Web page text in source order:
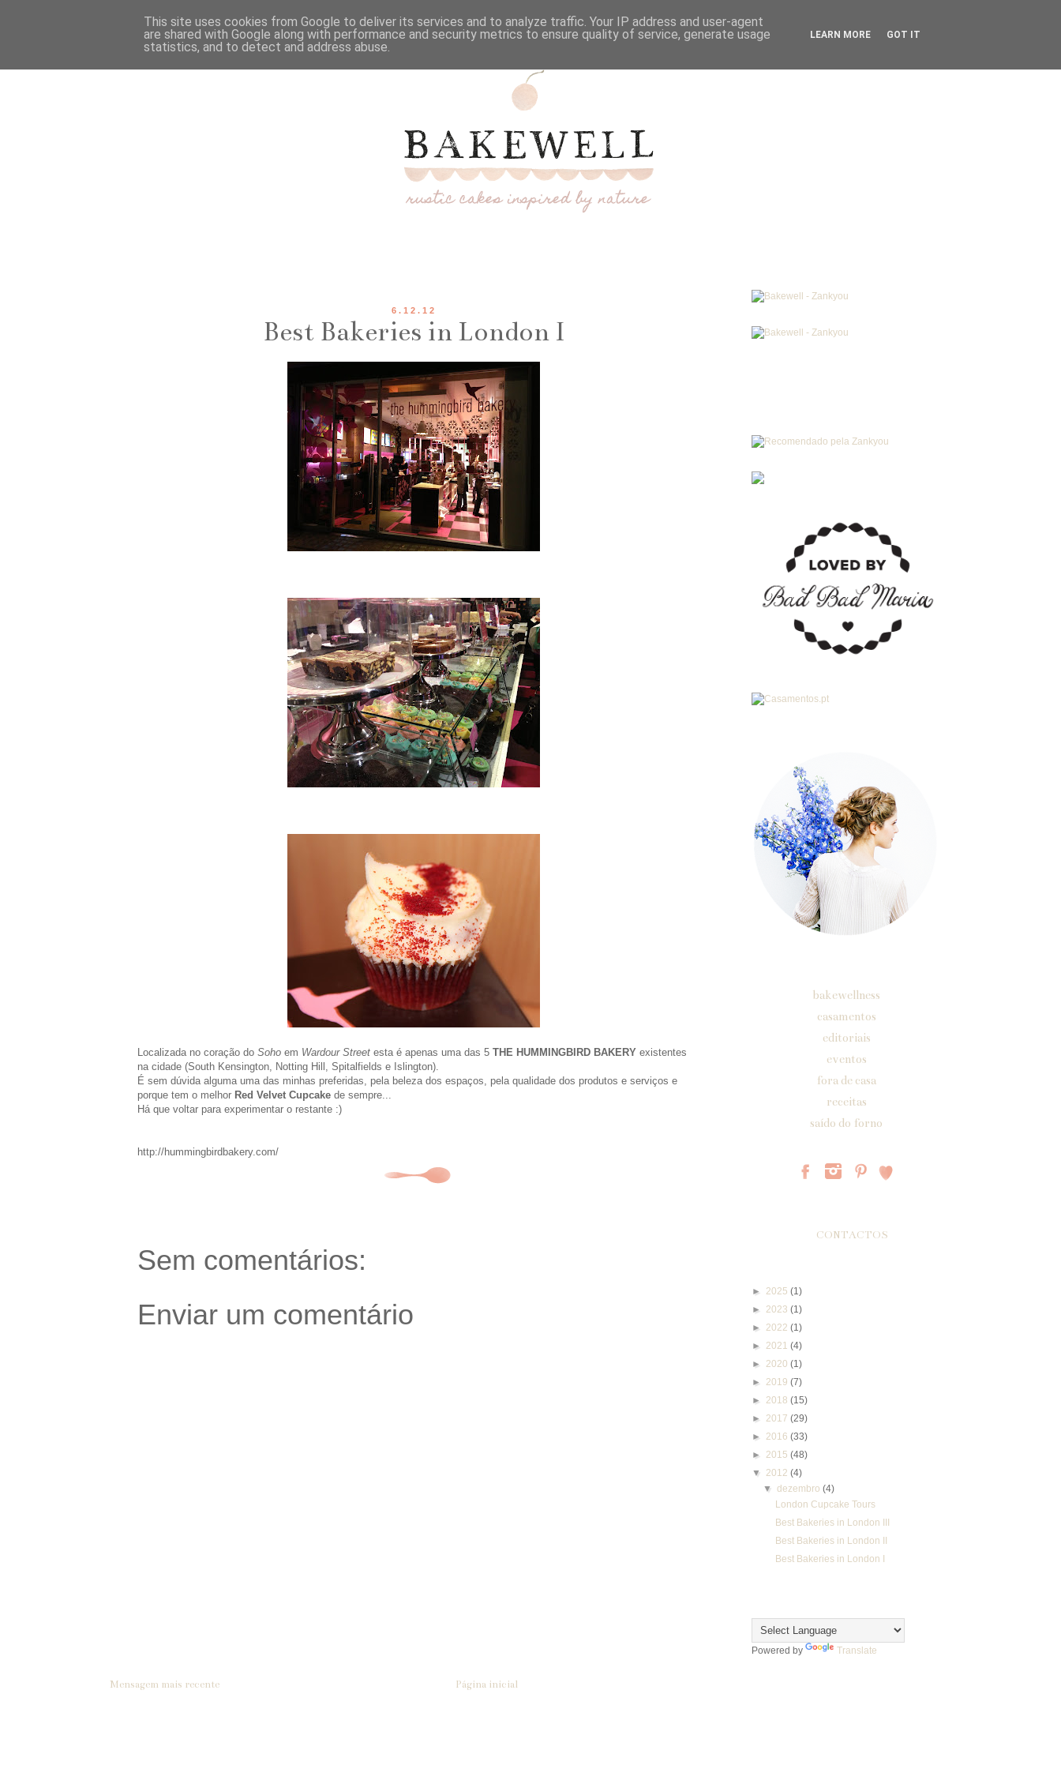
6.12.12
Best Bakeries in London I
Localizada no coração do Soho em Wardour Street esta é apenas uma das 5 THE HUMMINGBIRD BAKERY existentes
na cidade (South Kensington, Notting Hill, Spitalfields e Islington).
É sem dúvida alguma uma das minhas preferidas, pela beleza dos espaços, pela qualidade dos produtos e serviços e
porque tem o melhor Red Velvet Cupcake de sempre...
Há que voltar para experimentar o restante :)
http://hummingbirdbakery.com/
Sem comentários:
Enviar um comentário
Mensagem mais recente Página inicial
bakewellness
casamentos
editoriais
eventos
fora de casa
receitas
saído do forno
CONTACTOS
► 2025 (1)
► 2023 (1)
► 2022 (1)
► 2021 (4)
► 2020 (1)
► 2019 (7)
► 2018 (15)
► 2017 (29)
► 2016 (33)
► 2015 (48)
▼ 2012 (4)
▼dezembro(4)
London Cupcake Tours
Best Bakeries in London III
Best Bakeries in London II
Best Bakeries in London I
Powered by Translate
This site uses cookies from Google to deliver its services and to analyze traffic. Your IP address and user-agent
are shared with Google along with performance and security metrics to ensure quality of service, generate usage
statistics, and to detect and address abuse.
LEARN MORE GOT IT